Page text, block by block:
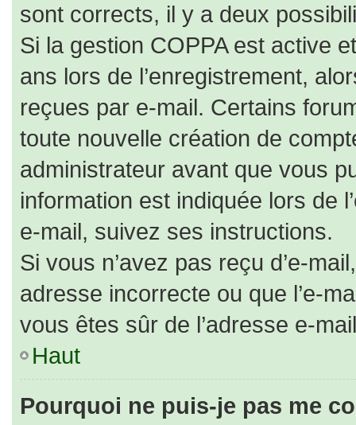
sont corrects, il y a deux
Si la gestion COPPA est active
ans lors de l’enregistrement,
reçues par e-mail. Certains
toute nouvelle création de
administrateur avant que vous
information est indiquée lors de
e-mail, suivez ses instructions.
Si vous n’avez pas reçu d’e-
adresse incorrecte ou que l’e-
vous êtes sûr de l’adresse e-
Haut
Pourquoi ne puis-je pas me